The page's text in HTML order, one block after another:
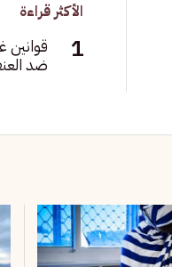
الأكثر قراءة
قوانين
ضد